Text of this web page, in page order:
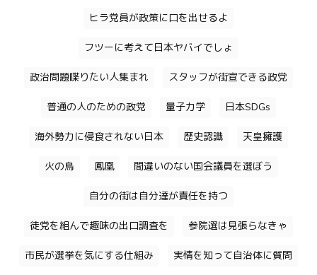
ヒラ党員が政策に口を出せるよ
フツーに考えて日本ヤバイでしょ
政治問題喋りたい人集まれ スタッフが街宣できる政党
普通の人のための政党 量子力学 日本SDGs
海外勢力に侵食されない日本 歴史認識 天皇擁護
火の鳥 鳳凰 間違いのない国会議員を選ぼう
自分の街は自分達が責任を持つ
徒党を組んで趣味の出口調査を 参院選は見張らなきゃ
市民が選挙を気にする仕組み 実情を知って自治体に質問